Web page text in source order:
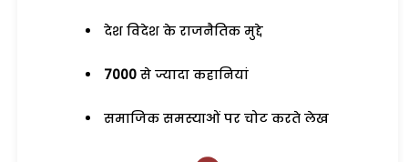
देश विदेश के राजनैतिक मुद्दे
7000 से ज्यादा कहानियां
समाजिक समस्याओं पर चोट करते लेख